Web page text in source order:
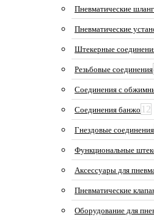
Пневматические
Пневматические
Штекерные
Резьбовые соединения
Соединения с
Соединения банжо 12
Гнездовые соединения
Функциональные
Аксессуары для
Пневматические
Оборудование для